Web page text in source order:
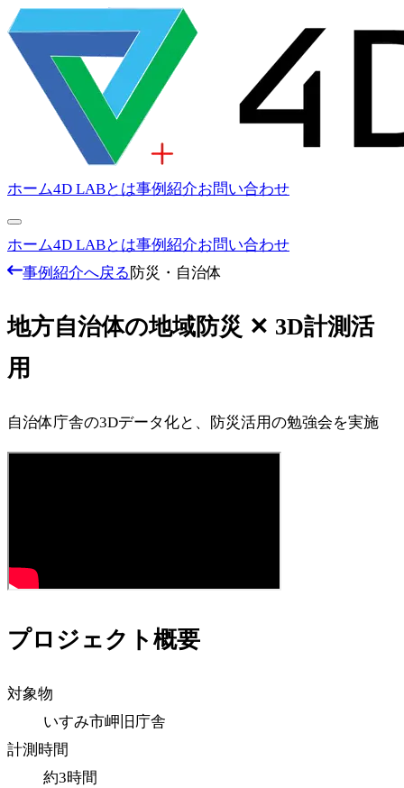
ホーム4D LABとは事例紹介お問い合わせ
ホーム4D LABとは事例紹介お問い合わせ
事例紹介へ戻る 防災・自治体
地方自治体の地域防災 ✕ 3D計測活
用
自治体庁舎の3Dデータ化と、防災活用の勉強会を実施
プロジェクト概要
対象物
いすみ市岬旧庁舎
計測時間
約3時間